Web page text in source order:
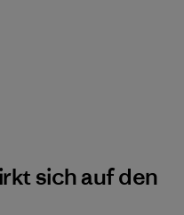
sich auf den